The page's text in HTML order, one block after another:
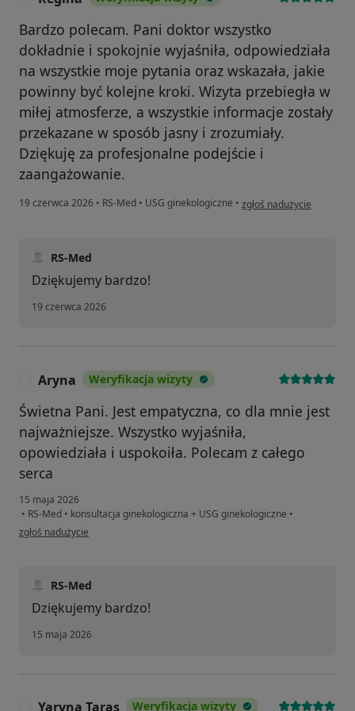
Bardzo polecam. Pani doktor wszystko
dokładnie i spokojnie wyjaśniła, odpowiedziała
na wszystkie moje pytania oraz wskazała, jakie
powinny być kolejne kroki. Wizyta przebiegła w
miłej atmosferze, a wszystkie informacje zostały
przekazane w sposób jasny i zrozumiały.
Dziękuję za profesjonalne podejście i
zaangażowanie.
19 czerwca 2026 • RS-Med • USG ginekologiczne • w opinii użytkownika
zgłoś nadużycie
RS-Med
Dziękujemy bardzo!
19 czerwca 2026
Aryna Weryfikacja wizyty
Świetna Pani. Jest empatyczna, co dla mnie jest
najważniejsze. Wszystko wyjaśniła,
opowiedziała i uspokoiła. Polecam z całego
serca
15 maja 2026
• RS-Med • konsultacja ginekologiczna + USG ginekologiczne •
w opinii użytkownika Aryna
zgłoś nadużycie
RS-Med
Dziękujemy bardzo!
15 maja 2026
Yaryna Taras Weryfikacja wizyty